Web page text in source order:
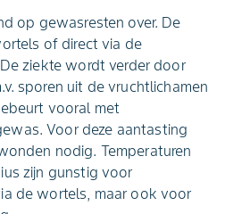
op gewasresten over. De
of direct via de
ziekte wordt verder door
sporen uit de vruchtlichamen
vooral met
Voor deze aantasting
nodig. Temperaturen
zijn gunstig voor
de wortels, maar ook voor